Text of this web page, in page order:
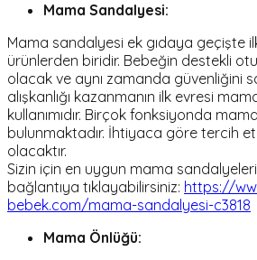
Mama Sandalyesi:
Mama sandalyesi ek gıdaya geçişte
ürünlerden biridir. Bebeğin destekli
olacak ve aynı zamanda güvenliğini
alışkanlığı kazanmanın ilk evresi
kullanımıdır. Birçok fonksiyonda
bulunmaktadır. İhtiyaca göre tercih
olacaktır.
Sizin için en uygun mama
bağlantıya tıklayabilirsiniz: https://
bebek.com/mama-sandalyesi-c3818
Mama Önlüğü: